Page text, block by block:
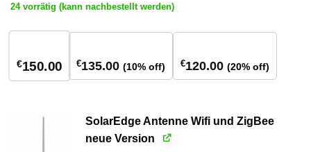
24 vorrätig (kann nachbestellt werden)
€150.00 €135.00 (10% off) €120.00 (20% off)
SolarEdge Antenne Wifi und ZigBee
neue Version